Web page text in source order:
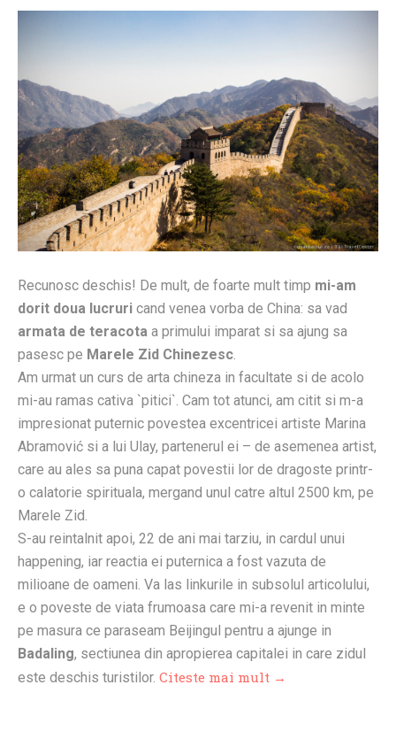
Recunosc deschis! De mult, de foarte mult timp mi-am
dorit doua lucruri cand venea vorba de China: sa vad
armata de teracota a primului imparat si sa ajung sa
pasesc pe Marele Zid Chinezesc
Am urmat un curs de arta chineza in facultate si de acolo
mi-au ramas cativa `pitici`. Cam tot atunci, am citit si m-a
impresionat puternic povestea excentricei artiste Marina
Abramović si a lui Ulay, partenerul ei – de asemenea artist,
care au ales sa puna capat povestii lor de dragoste printr-
o calatorie spirituala, mergand unul catre altul 2500 km, pe
Marele Zid.
S-au reintalnit apoi, 22 de ani mai tarziu, in cardul unui
happening, iar reactia ei puternica a fost vazuta de
milioane de oameni. Va las linkurile in subsolul articolului,
e o poveste de viata frumoasa care mi-a revenit in minte
pe masura ce paraseam Beijingul pentru a ajunge in
Badaling, sectiunea din apropierea capitalei in care zidul
este deschis turistilor. Citeste mai mult →